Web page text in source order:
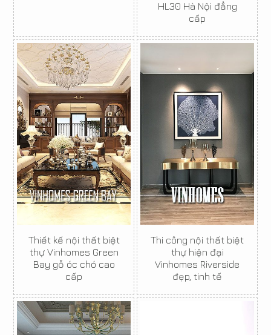
HL30 Hà Nội đẳng
cấp
Thiết kế nội thất biệt
thự Vinhomes Green
Bay gỗ óc chó cao
cấp
Thi công nội thất biệt
thự hiện đại
Vinhomes Riverside
đẹp, tinh tế